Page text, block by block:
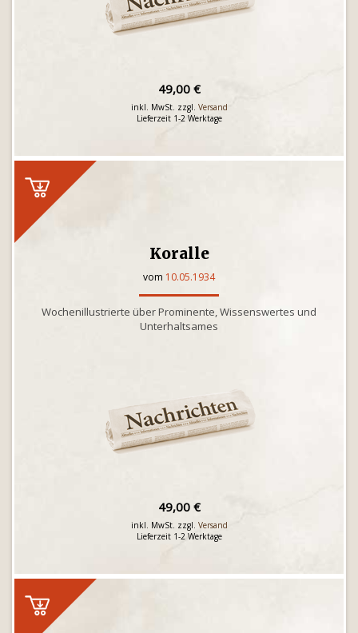
49,00 €
inkl. MwSt. zzgl. Versand
Lieferzeit 1-2 Werktage
Koralle
vom 10.05.1934
Wochenillustrierte über Prominente, Wissenswertes und
Unterhaltsames
49,00 €
inkl. MwSt. zzgl. Versand
Lieferzeit 1-2 Werktage